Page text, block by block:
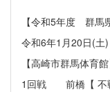
【令和5年度 群馬
令和6年1月20日(土
【高崎市群馬体育館
1回戦 前橋【 不